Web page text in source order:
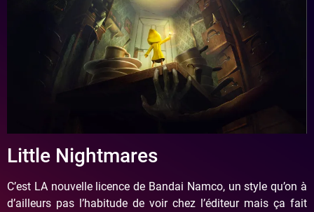
Little Nightmares
C’est LA nouvelle licence de Bandai Namco, un style qu’on à
d’ailleurs pas l’habitude de voir chez l’éditeur mais ça fait